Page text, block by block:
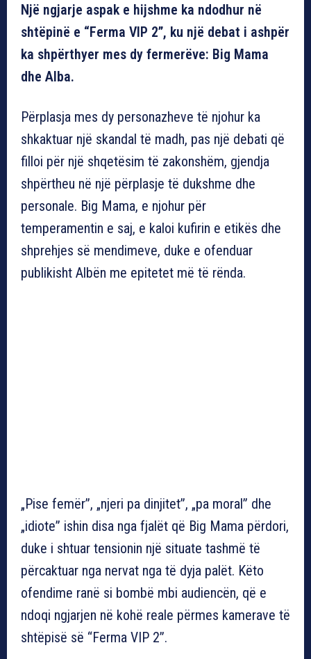
Një ngjarje aspak e hijshme ka ndodhur në
shtëpinë e “Ferma VIP 2”, ku një debat i ashpër
ka shpërthyer mes dy fermerëve: Big Mama
dhe Alba.
Përplasja mes dy personazheve të njohur ka
shkaktuar një skandal të madh, pas një debati që
filloi për një shqetësim të zakonshëm, gjendja
shpërtheu në një përplasje të dukshme dhe
personale. Big Mama, e njohur për
temperamentin e saj, e kaloi kufirin e etikës dhe
shprehjes së mendimeve, duke e ofenduar
publikisht Albën me epitetet më të rënda.
„Pise femër”, „njeri pa dinjitet”, „pa moral” dhe
„idiote” ishin disa nga fjalët që Big Mama përdori,
duke i shtuar tensionin një situate tashmë të
përcaktuar nga nervat nga të dyja palët. Këto
ofendime ranë si bombë mbi audiencën, që e
ndoqi ngjarjen në kohë reale përmes kamerave të
shtëpisë së “Ferma VIP 2”.